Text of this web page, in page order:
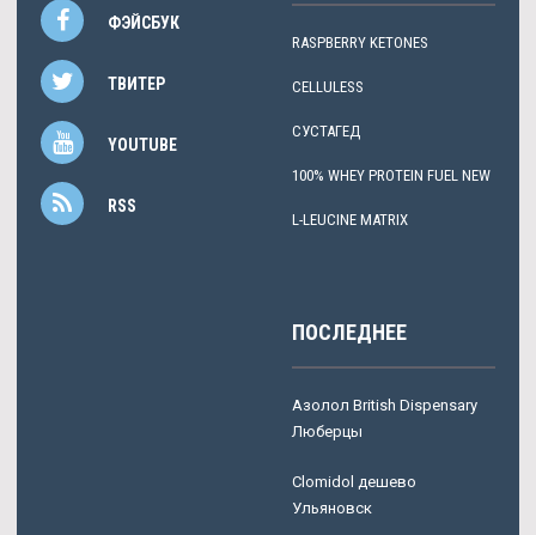
ФЭЙСБУК
ТВИТЕР
YOUTUBE
RSS
RASPBERRY KETONES
CELLULESS
СУСТАГЕД
100% WHEY PROTEIN FUEL NEW
L-LEUCINE MATRIX
ПОСЛЕДНЕЕ
Азолол British Dispensary
Люберцы
Clomidol дешево
Ульяновск